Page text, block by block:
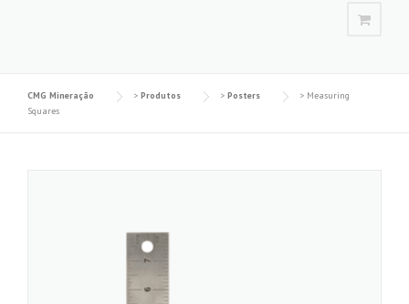
CMG Mineração > Produtos > Posters > Measuring
Squares